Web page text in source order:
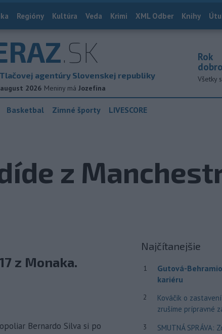
Regióny Kultúra Veda Krimi XML Odber Knihy
.SK
agentúry Slovenskej republiky
2026 Meniny má Jozefína
Rok
Všetky
Basketbal Zimné športy LIVESCORE
z
z Monaka.
Bernardo Silva si po
Najčítanejšie
1
Gutová-
kariéru
2
Kováčik o
zrušíme prípravné
3
SMUTNÁ SPRÁVA: